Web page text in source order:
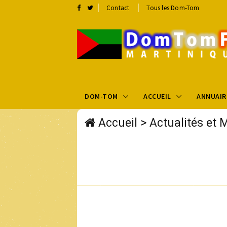
Contact Tous les Dom-Tom
DOM-TOM ACCUEIL
Accueil > Actualités et